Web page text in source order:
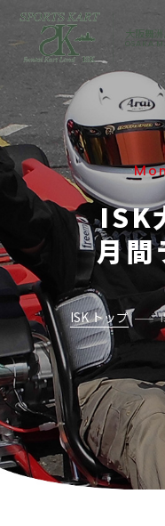
大阪舞
OSAKA
ISK
月間
ISK トップ